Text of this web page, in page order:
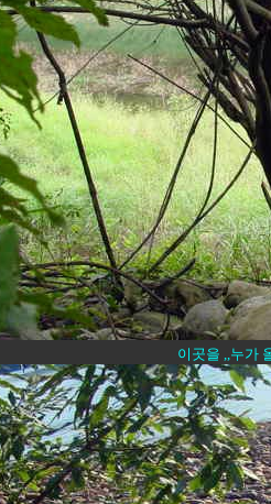
이곳을 ,,누가